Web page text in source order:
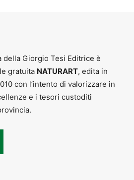
della Giorgio Tesi Editrice è
gratuita NATURART, edita in
con l’intento di valorizzare in
e i tesori custoditi